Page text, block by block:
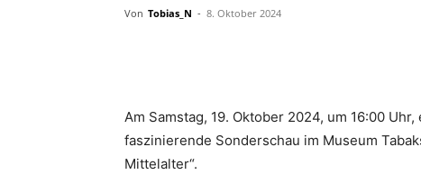
Von Tobias_N - 8. Oktober 2024
Am Samstag, 19. Oktober 2024, um 16:00
faszinierende Sonderschau im Museum
Mittelalter“.